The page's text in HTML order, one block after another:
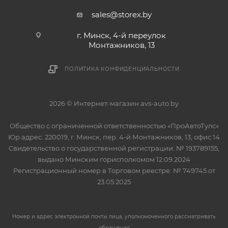
sales@storex.by
г. Минск, 4-й переулок
Монтажников, 13
ПОЛИТИКА КОНФИДЕНЦИАЛЬНОСТИ
2026 © Интернет-магазин avs-auto.by
Общество с ограниченной ответственностью «ПроАвтоТулс»
Юр.адрес: 220019, г. Минск, пер. 4-й Монтажников, 13, офис 14
Свидетельство о государственной регистрации: № 193789155,
выдано Минским горисполкомом 12.09.2024
Регистрационный номер в Торговом реестре: № 749745 от
23.05.2025
Номер и адрес электронной почты лица, уполномоченного рассматривать